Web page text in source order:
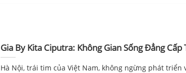
Gia By Kita Ciputra: Không Gian Sống Đẳng Cấp
Hà Nội, trái tim của Việt Nam, không ngừng phát triển